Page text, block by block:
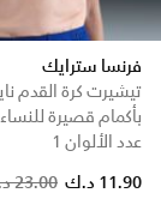
فرنسا سترايك
تيشيرت كرة القدم
بأكمام قصيرة للنساء
عدد الألوان 1
23.00 د.ك
11.90 د.ك
from